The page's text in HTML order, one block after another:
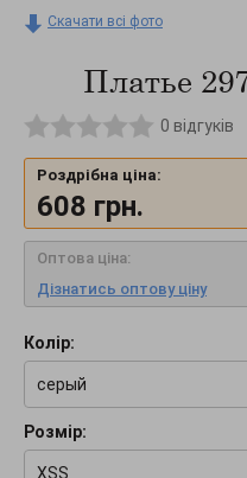
Скачати всі фото
Платье
0 відгуків
Роздрібна ціна:
608 грн.
Оптова ціна:
Дізнатись оптову ціну
Колір:
серый
Розмір:
XSS